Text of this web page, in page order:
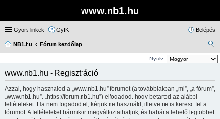
www.nb1.hu
Gyors linkek GyIK Belépés
NB1.hu
Fórum kezdőlap
ere
s
Nyelv:
www.nb1.hu - Regisztráció
Azzal, hogy használod a „www.nb1.hu” fórumot (a továbbiakban „mi”, „a fórum”,
„www.nb1.hu”, „https://forum.nb1.hu”) elfogadod, hogy betartod az alábbi
feltételeket. Ha nem fogadod el, kérjük ne használd, illetve ne is keresd fel a
fórumot. A feltételeket bármikor megváltoztathatjuk, és habár a lehető legtöbbet